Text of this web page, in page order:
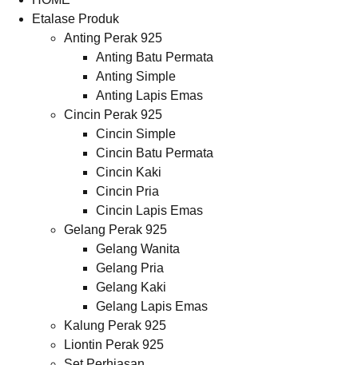
Etalase Produk
Anting Perak 925
Anting Batu Permata
Anting Simple
Anting Lapis Emas
Cincin Perak 925
Cincin Simple
Cincin Batu Permata
Cincin Kaki
Cincin Pria
Cincin Lapis Emas
Gelang Perak 925
Gelang Wanita
Gelang Pria
Gelang Kaki
Gelang Lapis Emas
Kalung Perak 925
Liontin Perak 925